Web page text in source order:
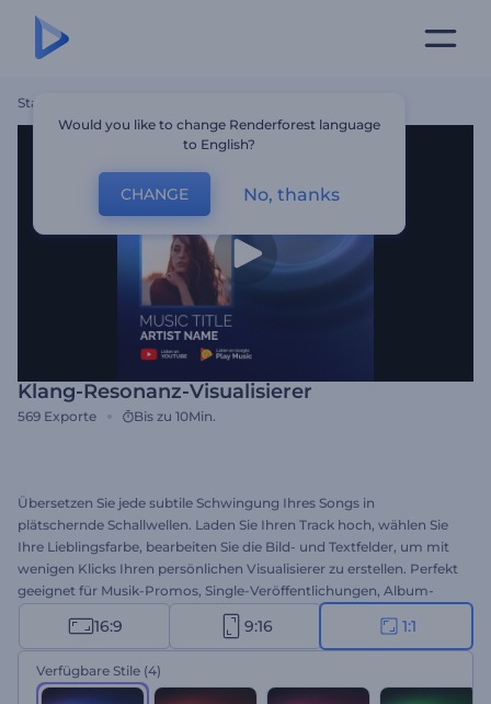
Startseite
Klang-Resonanz-Visualisierer
569 Exporte Bis zu 10Min.
Übersetzen Sie jede subtile Schwingung Ihres Songs in
plätschernde Schallwellen. Laden Sie Ihren Track hoch, wählen Sie
Ihre Lieblingsfarbe, bearbeiten Sie die Bild- und Textfelder, um mit
wenigen Klicks Ihren persönlichen Visualisierer zu erstellen. Perfekt
geeignet für Musik-Promos, Single-Veröffentlichungen, Album-
Teaser und mehr. Erstellen Sie Ihr Projekt noch heute!
16:9 9:16 1:1
Verfügbare Stile (4)
Would you like to change Renderforest language
to English?
CHANGE No, thanks